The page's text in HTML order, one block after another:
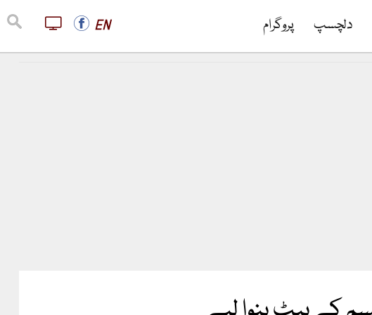
دلچسپ پروگرام EN